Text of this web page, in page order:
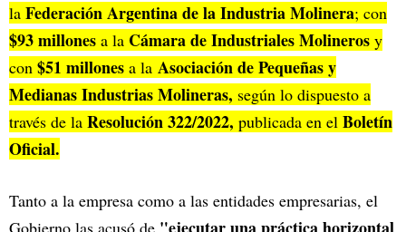
la Federación Argentina de la Industria Molinera; con
$93 millones a la Cámara de Industriales Molineros y
con $51 millones a la Asociación de Pequeñas y
Medianas Industrias Molineras, según lo dispuesto a
través de la Resolución 322/2022, publicada en el Boletín
Oficial.
Tanto a la empresa como a las entidades empresarias, el
Gobierno las acusó de